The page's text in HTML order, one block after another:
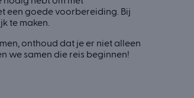
een goede voorbereiding. Bij
te maken.
onthoud dat je er niet alleen
we samen die reis beginnen!